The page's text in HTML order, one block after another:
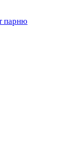
парню